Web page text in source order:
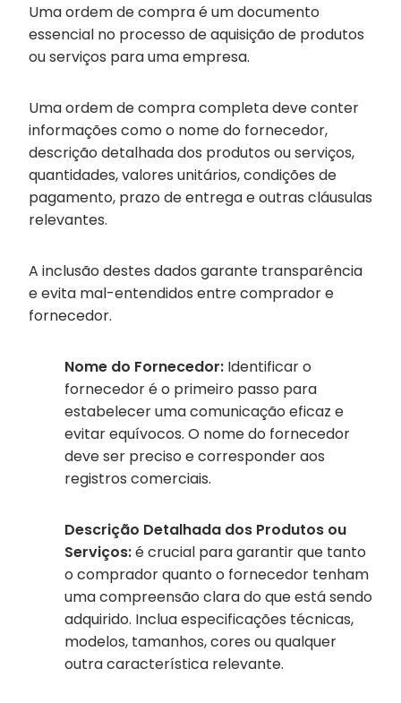
Uma ordem de compra é um documento
essencial no processo de aquisição de produtos
ou serviços para uma empresa.
Uma ordem de compra completa deve conter
informações como o nome do fornecedor,
descrição detalhada dos produtos ou serviços,
quantidades, valores unitários, condições de
pagamento, prazo de entrega e outras cláusulas
relevantes.
A inclusão destes dados garante transparência
e evita mal-entendidos entre comprador e
fornecedor.
Nome do Fornecedor: Identificar o
fornecedor é o primeiro passo para
estabelecer uma comunicação eficaz e
evitar equívocos. O nome do fornecedor
deve ser preciso e corresponder aos
registros comerciais.
Descrição Detalhada dos Produtos ou
Serviços:é crucial para garantir que tanto
o comprador quanto o fornecedor tenham
uma compreensão clara do que está sendo
adquirido. Inclua especificações técnicas,
modelos, tamanhos, cores ou qualquer
outra característica relevante.